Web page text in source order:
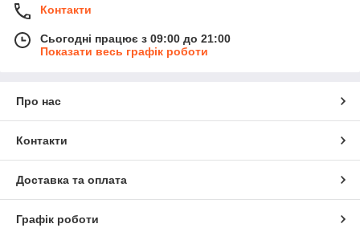
Контакти
Сьогодні працює з 09:00 до 21:00
Показати весь графік роботи
Про нас
Контакти
Доставка та оплата
Графік роботи